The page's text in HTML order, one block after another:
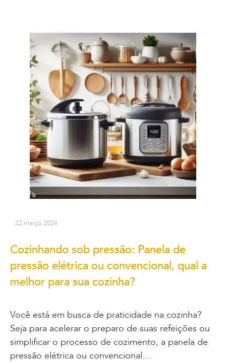
22 março 2024
Cozinhando sob pressão: Panela de
pressão elétrica ou convencional, qual a
melhor para sua cozinha?
Você está em busca de praticidade na cozinha?
Seja para acelerar o preparo de suas refeições ou
simplificar o processo de cozimento, a panela de
pressão elétrica ou convencional…